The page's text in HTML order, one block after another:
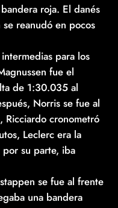
roja. El danés
reanudó en pocos
para los
fue el
de 1:30.035 al
Norris se fue al
cronometró
Leclerc era la
su parte, iba
se fue al frente
una bandera